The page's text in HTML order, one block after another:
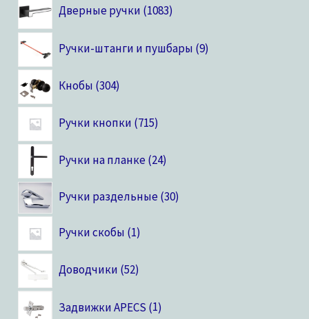
Дверные ручки 1083
Ручки-штанги и пушбары 9
Кнобы 304
Ручки кнопки 715
Ручки на планке 24
Ручки раздельные 30
Ручки скобы 1
Доводчики 52
Задвижки APECS 1